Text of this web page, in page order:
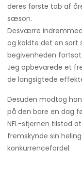
deres første tab af
sæson.
Desværre
og kaldte det en sort
begivenheden
Jeg opbevarede et
de langsigtede
Desuden modtog
på den bare en dag
NFL-stjernen tilstod
fremskynde sin
konkurrencefordel.